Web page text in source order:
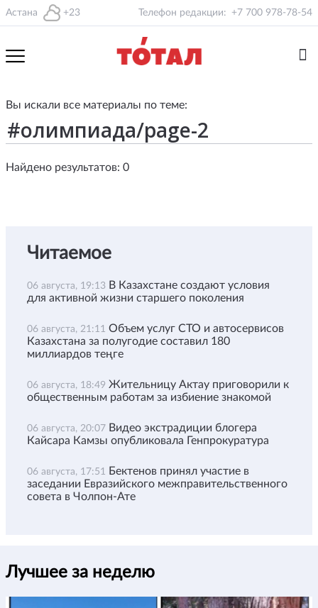
Астана +23 Телефон редакции: +7 700 978-78-54
Вы искали все материалы по теме:
Найдено результатов: 0
Читаемое
06 августа, 19:13 В Казахстане создают условия
для активной жизни старшего поколения
06 августа, 21:11 Объем услуг СТО и автосервисов
Казахстана за полугодие составил 180
миллиардов теңге
06 августа, 18:49 Жительницу Актау приговорили к
общественным работам за избиение знакомой
06 августа, 20:07 Видео экстрадиции блогера
Кайсара Камзы опубликовала Генпрокуратура
06 августа, 17:51 Бектенов принял участие в
заседании Евразийского межправительственного
совета в Чолпон-Ате
Лучшее за неделю